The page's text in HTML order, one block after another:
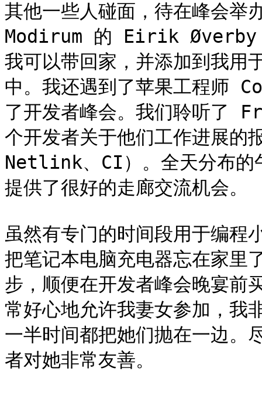
其他一些人碰面，待在峰会举
Modirum 的 Eirik Øverby，
我可以带回家，并添加到我
中。我还遇到了苹果工程师
了开发者峰会。我们聆听了
个开发者关于他们工作进展的
Netlink、CI）。全天分布的
提供了很好的走廊交流机会。
虽然有专门的时间段用于编程
把笔记本电脑充电器忘在家里
步，顺便在开发者峰会晚宴
常好心地允许我妻女参加，我
一半时间都把她们抛在一边。
者对她非常友善。